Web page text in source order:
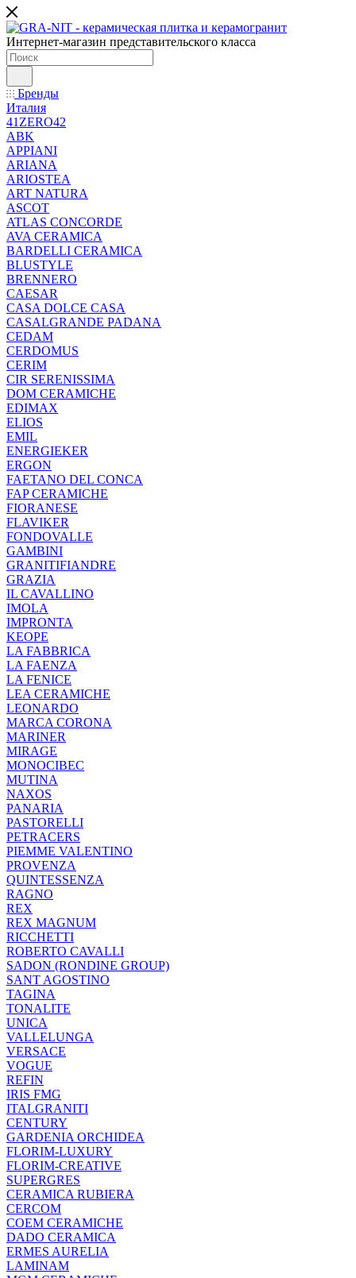
Интернет-магазин представительского класса
Бренды
Италия
41ZERO42
ABK
APPIANI
ARIANA
ARIOSTEA
ART NATURA
ASCOT
ATLAS CONCORDE
AVA CERAMICA
BARDELLI CERAMICA
BLUSTYLE
BRENNERO
CAESAR
CASA DOLCE CASA
CASALGRANDE PADANA
CEDAM
CERDOMUS
CERIM
CIR SERENISSIMA
DOM CERAMICHE
EDIMAX
ELIOS
EMIL
ENERGIEKER
ERGON
FAETANO DEL CONCA
FAP CERAMICHE
FIORANESE
FLAVIKER
FONDOVALLE
GAMBINI
GRANITIFIANDRE
GRAZIA
IL CAVALLINO
IMOLA
IMPRONTA
KEOPE
LA FABBRICA
LA FAENZA
LA FENICE
LEA CERAMICHE
LEONARDO
MARCA CORONA
MARINER
MIRAGE
MONOCIBEC
MUTINA
NAXOS
PANARIA
PASTORELLI
PETRACERS
PIEMME VALENTINO
PROVENZA
QUINTESSENZA
RAGNO
REX
REX MAGNUM
RICCHETTI
ROBERTO CAVALLI
SADON (RONDINE GROUP)
SANT AGOSTINO
TAGINA
TONALITE
UNICA
VALLELUNGA
VERSACE
VOGUE
REFIN
IRIS FMG
ITALGRANITI
CENTURY
GARDENIA ORCHIDEA
FLORIM-LUXURY
FLORIM-CREATIVE
SUPERGRES
CERAMICA RUBIERA
CERCOM
COEM CERAMICHE
DADO CERAMICA
ERMES AURELIA
LAMINAM